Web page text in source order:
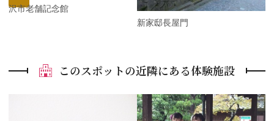
金沢市老舗記念館
新家邸長屋門
このスポットの近隣にある体験施設